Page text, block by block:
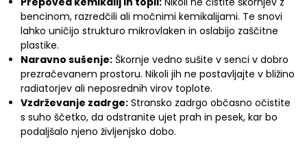
bencinom, razredčili ali močnimi kemikalijami. Te snovi
lahko uničijo strukturo mikrovlaken in oslabijo zaščitne
plastike.
Naravno sušenje: Škornje vedno sušite v senci v dobro
prezračevanem prostoru. Nikoli jih ne postavljajte v bližino
radiatorjev ali neposrednih virov toplote.
Vzdrževanje zadrge: Stransko zadrgo občasno očistite
s suho ščetko, da odstranite ujet prah in pesek, kar bo
podaljšalo njeno življenjsko dobo.